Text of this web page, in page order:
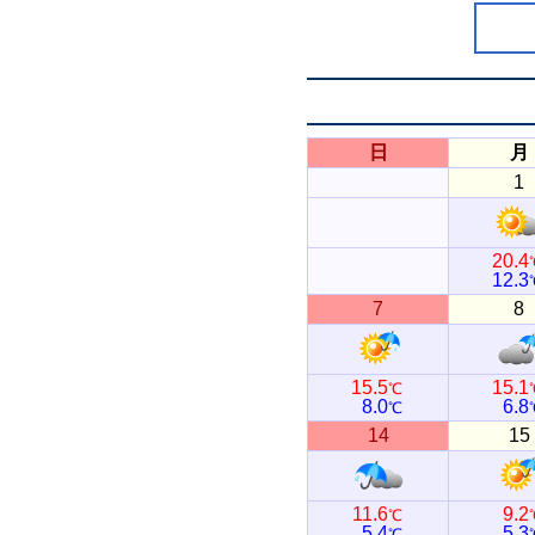
日
月
1
20.4
12.3
7 8
15.5℃
8.0℃
15.1
6.8
14 15
11.6℃ 9.2